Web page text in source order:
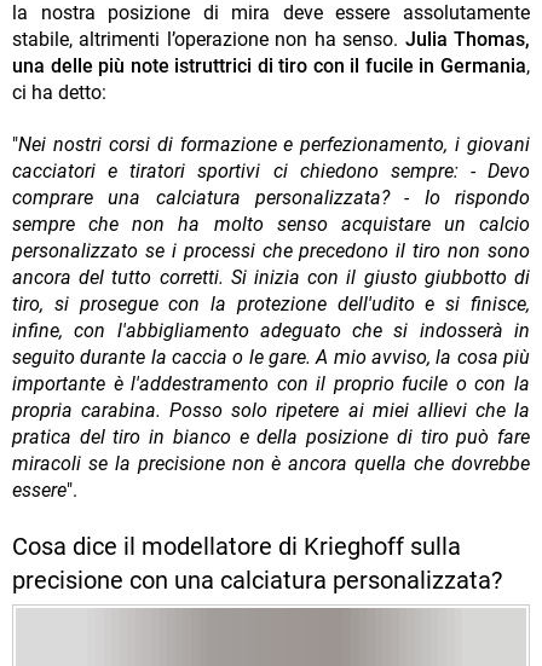
la nostra posizione di mira deve essere assolutamente
stabile, altrimenti l’operazione non ha senso. Julia Thomas,
una delle più note istruttrici di tiro con il fucile in Germania,
ci ha detto:
"Nei nostri corsi di formazione e perfezionamento, i giovani
cacciatori e tiratori sportivi ci chiedono sempre: - Devo
comprare una calciatura personalizzata? - Io rispondo
sempre che non ha molto senso acquistare un calcio
personalizzato se i processi che precedono il tiro non sono
ancora del tutto corretti. Si inizia con il giusto giubbotto di
tiro, si prosegue con la protezione dell'udito e si finisce,
infine, con l'abbigliamento adeguato che si indosserà in
seguito durante la caccia o le gare. A mio avviso, la cosa più
importante è l'addestramento con il proprio fucile o con la
propria carabina. Posso solo ripetere ai miei allievi che la
pratica del tiro in bianco e della posizione di tiro può fare
miracoli se la precisione non è ancora quella che dovrebbe
essere".
Cosa dice il modellatore di Krieghoff sulla
precisione con una calciatura personalizzata?